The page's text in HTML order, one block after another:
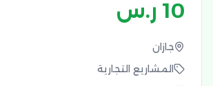
10 ر.س
جازان
المشاريع التجارية